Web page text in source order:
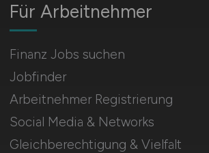
Für Arbeitnehmer
Finanz Jobs suchen
Jobfinder
Arbeitnehmer Registrierung
Social Media & Networks
Gleichberechtigung & Vielfalt